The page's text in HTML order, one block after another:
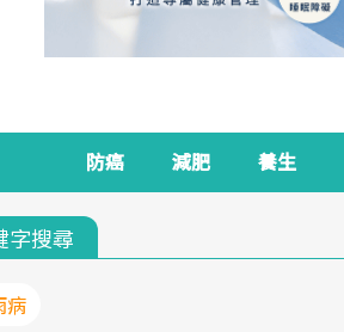
防癌 減肥 養生
字搜尋
病